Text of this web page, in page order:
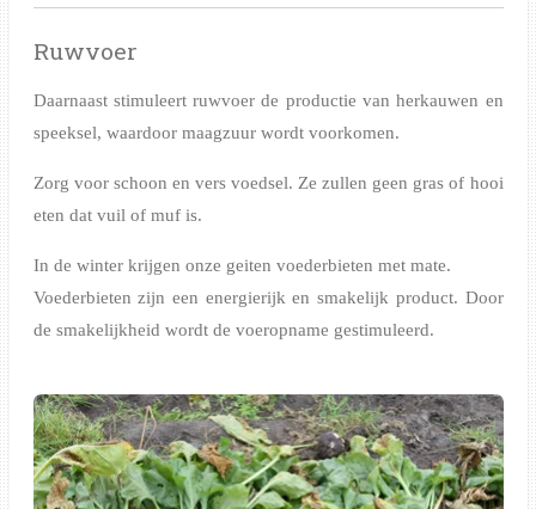
Ruwvoer
Daarnaast stimuleert ruwvoer de productie van herkauwen en
speeksel, waardoor maagzuur wordt voorkomen.
Zorg voor schoon en vers voedsel. Ze zullen geen gras of hooi
eten dat vuil of muf is.
In de winter krijgen onze geiten voederbieten met mate.
Voederbieten zijn een energierijk en smakelijk product. Door
de smakelijkheid wordt de voeropname gestimuleerd.